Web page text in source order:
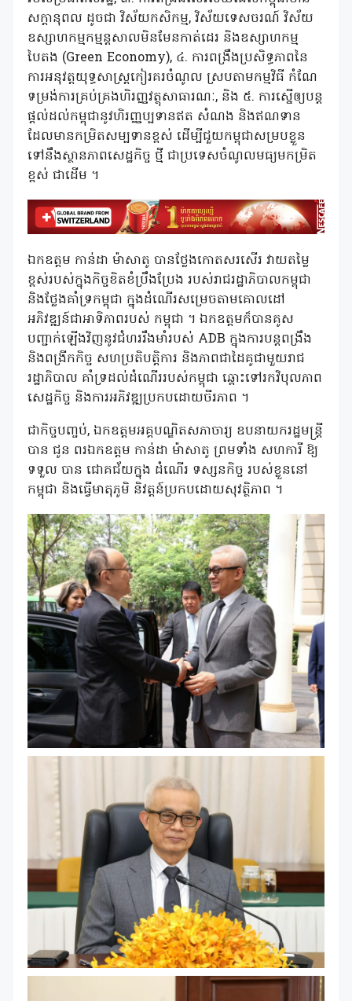
សក្តានុពល ដូចជា វិស័យកសិកម្ម, វិស័យទេសចរណ៍ វិស័យ
ឧស្សាហកម្មកម្មន្តសាលមិនមែនកាត់ដេរ និងឧស្សាហកម្ម
បៃតង (Green Economy), ៤. ការពង្រឹងប្រសិទ្ធភាពនៃ
ការអនុវត្តយុទ្ធសាស្រ្តកៀរគរចំណូល ស្របតាមកម្មវិធី កំណែ
ទម្រង់ការគ្រប់គ្រងហិរញ្ញវត្ថុសាធារណៈ, និង ៥. ការស្នើឲ្យបន្ត
ផ្តល់ដល់កម្ពុជានូវហិរញ្ញប្បទានឥត សំណង និងឥណទាន
ដែលមានកម្រិតសម្បទានខ្ពស់ ដើម្បីជួយកម្ពុជាសម្របខ្លួន
ទៅនឹងស្ថានភាពសេដ្ឋកិច្ច ថ្មី ជាប្រទេសចំណូលមធ្យមកម្រិត
ខ្ពស់ ជាដើម ។
ឯកឧត្តម កាន់ដា ម៉ាសាតូ បានថ្លែងកោតសរសើរ វាយតម្លៃ
ខ្ពស់របស់ក្នុងកិច្ចខិតខំប្រឹងប្រែង របស់រាជរដ្ឋាភិបាលកម្ពុជា
និងថ្លែងគាំទ្រកម្ពុជា ក្នុងដំណើរសម្រេចតាមគោលដៅ
អភិវឌ្ឍន៍ជាអាទិភាពរបស់ កម្ពុជា ។ ឯកឧត្តមក៏បានគូស
បញ្ជាក់ឡើងវិញនូវជំហររឹងមាំរបស់ ADB ក្នុងការបន្តពង្រឹង
និងពង្រីកកិច្ច សហប្រតិបត្តិការ និងភាពជាដៃគូជាមួយរាជ
រដ្ឋាភិបាល គាំទ្រដល់ដំណើររបស់កម្ពុជា ឆ្ពោះទៅរកវិបុលភាព
សេដ្ឋកិច្ច និងការអភិវឌ្ឍប្រកបដោយចីរភាព ។
ជាកិច្ចបញ្ចប់, ឯកឧត្តមអគ្គបណ្ឌិតសភាចារ្យ ឧបនាយករដ្ឋមន្រ្តី
បាន ជូន ពរឯកឧត្តម កាន់ដា ម៉ាសាតូ ព្រមទាំង សហការី ឱ្យ
ទទួល បាន ជោគជ័យក្នុង ដំណើរ ទស្សនកិច្ច របស់ខ្លួននៅ
កម្ពុជា និងធ្វើមាតុភូមិ និវត្តន៍ប្រកបដោយសុវត្ថិភាព ។